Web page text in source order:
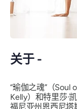
关于 -
“瑜伽之魂”（Soul
Kelly）和特里莎·
福尼亚州恩西尼塔